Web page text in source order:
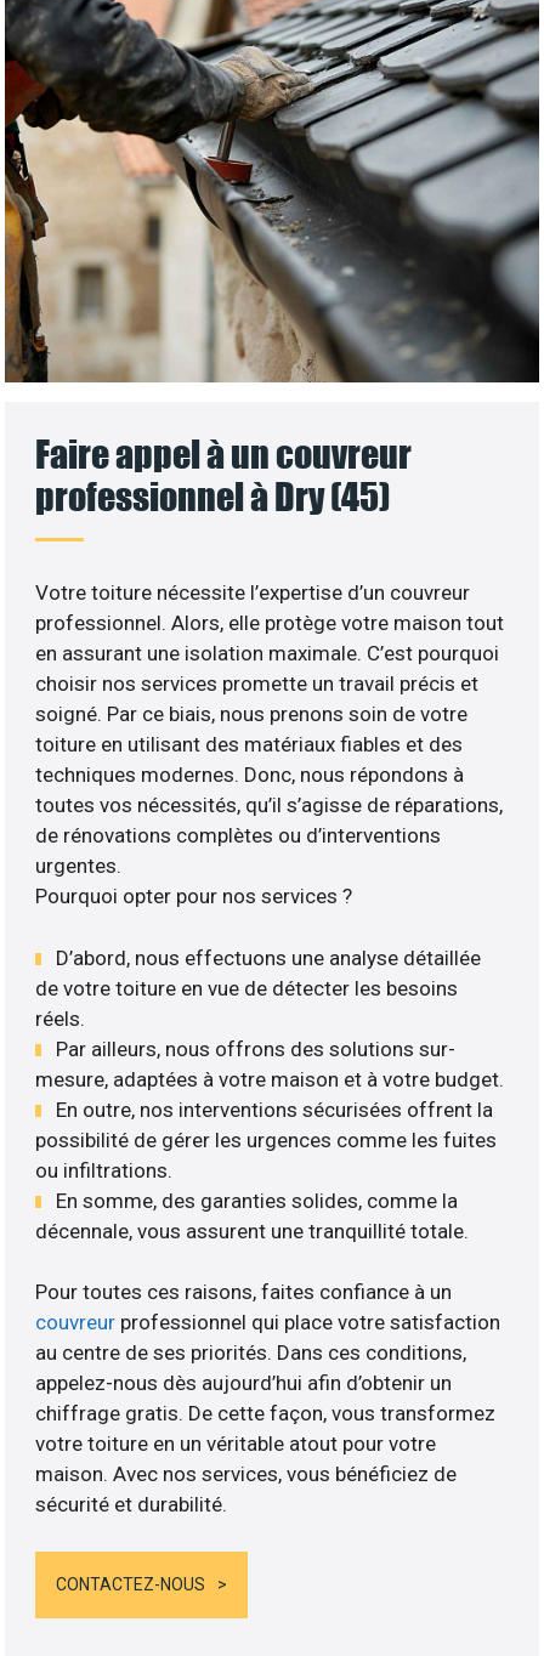
Faire appel à un couvreur
professionnel à Dry (45)
Votre toiture nécessite l’expertise d’un couvreur
professionnel. Alors, elle protège votre maison tout
en assurant une isolation maximale. C’est pourquoi
choisir nos services promette un travail précis et
soigné. Par ce biais, nous prenons soin de votre
toiture en utilisant des matériaux fiables et des
techniques modernes. Donc, nous répondons à
toutes vos nécessités, qu’il s’agisse de réparations,
de rénovations complètes ou d’interventions
urgentes.
Pourquoi opter pour nos services ?
D’abord, nous effectuons une analyse détaillée
de votre toiture en vue de détecter les besoins
réels.
Par ailleurs, nous offrons des solutions sur-
mesure, adaptées à votre maison et à votre budget.
En outre, nos interventions sécurisées offrent la
possibilité de gérer les urgences comme les fuites
ou infiltrations.
En somme, des garanties solides, comme la
décennale, vous assurent une tranquillité totale.
Pour toutes ces raisons, faites confiance à un
couvreur professionnel qui place votre satisfaction
au centre de ses priorités. Dans ces conditions,
appelez-nous dès aujourd’hui afin d’obtenir un
chiffrage gratis. De cette façon, vous transformez
votre toiture en un véritable atout pour votre
maison. Avec nos services, vous bénéficiez de
sécurité et durabilité.
CONTACTEZ-NOUS